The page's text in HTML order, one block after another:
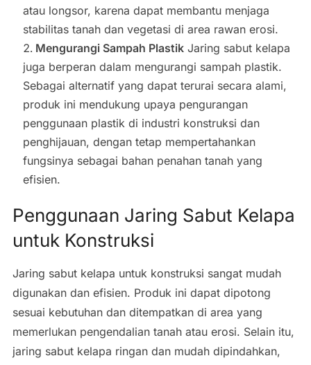
atau longsor, karena dapat membantu menjaga
stabilitas tanah dan vegetasi di area rawan erosi.
Mengurangi Sampah PlastikJaring sabut kelapa
juga berperan dalam mengurangi sampah plastik.
Sebagai alternatif yang dapat terurai secara alami,
produk ini mendukung upaya pengurangan
penggunaan plastik di industri konstruksi dan
penghijauan, dengan tetap mempertahankan
fungsinya sebagai bahan penahan tanah yang
efisien.
Penggunaan Jaring Sabut Kelapa
untuk Konstruksi
Jaring sabut kelapa untuk konstruksi sangat mudah
digunakan dan efisien. Produk ini dapat dipotong
sesuai kebutuhan dan ditempatkan di area yang
memerlukan pengendalian tanah atau erosi. Selain itu,
jaring sabut kelapa ringan dan mudah dipindahkan,